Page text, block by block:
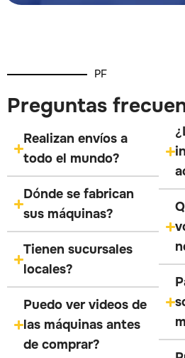
PF
Preguntas
Realizan envíos a
todo el mundo?
Dónde se fabrican
sus máquinas?
Tienen sucursales
locales?
Puedo ver videos de
las máquinas antes
de comprar?